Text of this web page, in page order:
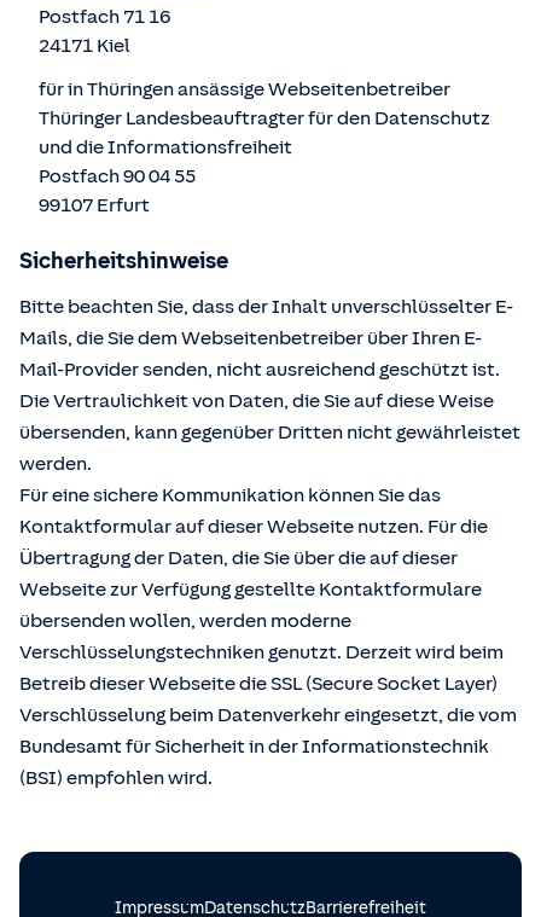
Postfach 71 16
24171 Kiel
für in Thüringen ansässige Webseitenbetreiber
Thüringer Landesbeauftragter für den Datenschutz
und die Informationsfreiheit
Postfach 90 04 55
99107 Erfurt
Sicherheitshinweise
Bitte beachten Sie, dass der Inhalt unverschlüsselter E-
Mails, die Sie dem Webseitenbetreiber über Ihren E-
Mail-Provider senden, nicht ausreichend geschützt ist.
Die Vertraulichkeit von Daten, die Sie auf diese Weise
übersenden, kann gegenüber Dritten nicht gewährleistet
werden.
Für eine sichere Kommunikation können Sie das
Kontaktformular auf dieser Webseite nutzen. Für die
Übertragung der Daten, die Sie über die auf dieser
Webseite zur Verfügung gestellte Kontaktformulare
übersenden wollen, werden moderne
Verschlüsselungstechniken genutzt. Derzeit wird beim
Betreib dieser Webseite die SSL (Secure Socket Layer)
Verschlüsselung beim Datenverkehr eingesetzt, die vom
Bundesamt für Sicherheit in der Informationstechnik
(BSI) empfohlen wird.
ImpressumDatenschutzBarrierefreiheit